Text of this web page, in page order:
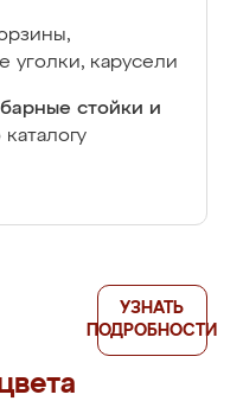
уголки, карусели
стойки и
каталогу
УЗНАТЬ
ПОДРОБНОСТИ